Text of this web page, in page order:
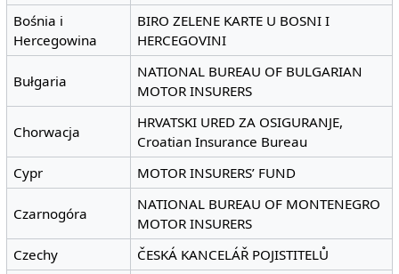
Bośnia i
Hercegowina
BIRO ZELENE KARTE U BOSNI I
HERCEGOVINI
Bułgaria
NATIONAL BUREAU OF BULGARIAN
MOTOR INSURERS
Chorwacja
HRVATSKI URED ZA OSIGURANJE,
Croatian Insurance Bureau
Cypr
MOTOR INSURERS’ FUND
Czarnogóra
NATIONAL BUREAU OF MONTENEGRO
MOTOR INSURERS
Czechy
ČESKÁ KANCELÁŘ POJISTITELŮ